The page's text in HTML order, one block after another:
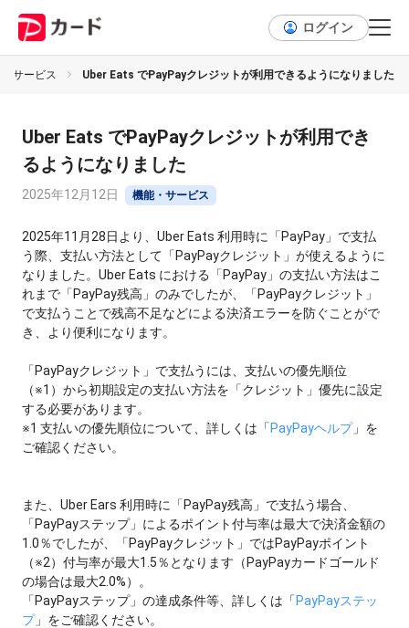
ログイン
サービス Uber Eats でPayPayクレジットが利用できるようになりました
Uber Eats でPayPayクレジットが利用でき
るようになりました
2025年12月12日 機能・サービス
2025年11月28日より、Uber Eats 利用時に「PayPay」で支払
う際、支払い方法として「PayPayクレジット」が使えるように
なりました。Uber Eats における「PayPay」の支払い方法はこ
れまで「PayPay残高」のみでしたが、「PayPayクレジット」
で支払うことで残高不足などによる決済エラーを防ぐことがで
き、より便利になります。
「PayPayクレジット」で支払うには、支払いの優先順位
（※1）から初期設定の支払い方法を「クレジット」優先に設定
する必要があります。
※1 支払いの優先順位について、詳しくは「 PayPayヘルプ」を
ご確認ください。
また、Uber Ears 利用時に「PayPay残高」で支払う場合、
「PayPayステップ」によるポイント付与率は最大で決済金額の
1.0％でしたが、「PayPayクレジット」ではPayPayポイント
（※2）付与率が最大1.5％となります（PayPayカードゴールド
の場合は最大2.0%）。
「PayPayステップ」の達成条件等、詳しくは「 PayPayステッ
プ」をご確認ください。